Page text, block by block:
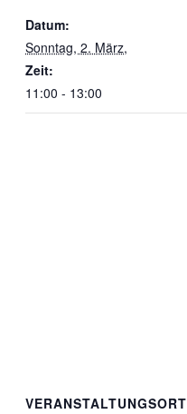
Datum:
Sonntag, 2. März,
Zeit:
11:00 - 13:00
VERANSTALTUNGSORT